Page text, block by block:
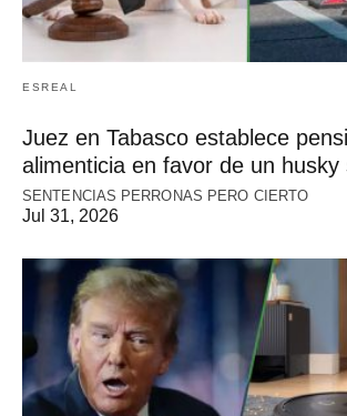
ESREAL
Juez en Tabasco establece
alimenticia en favor de un husky
SENTENCIAS PERRONAS PERO CIERTO
Jul 31, 2026